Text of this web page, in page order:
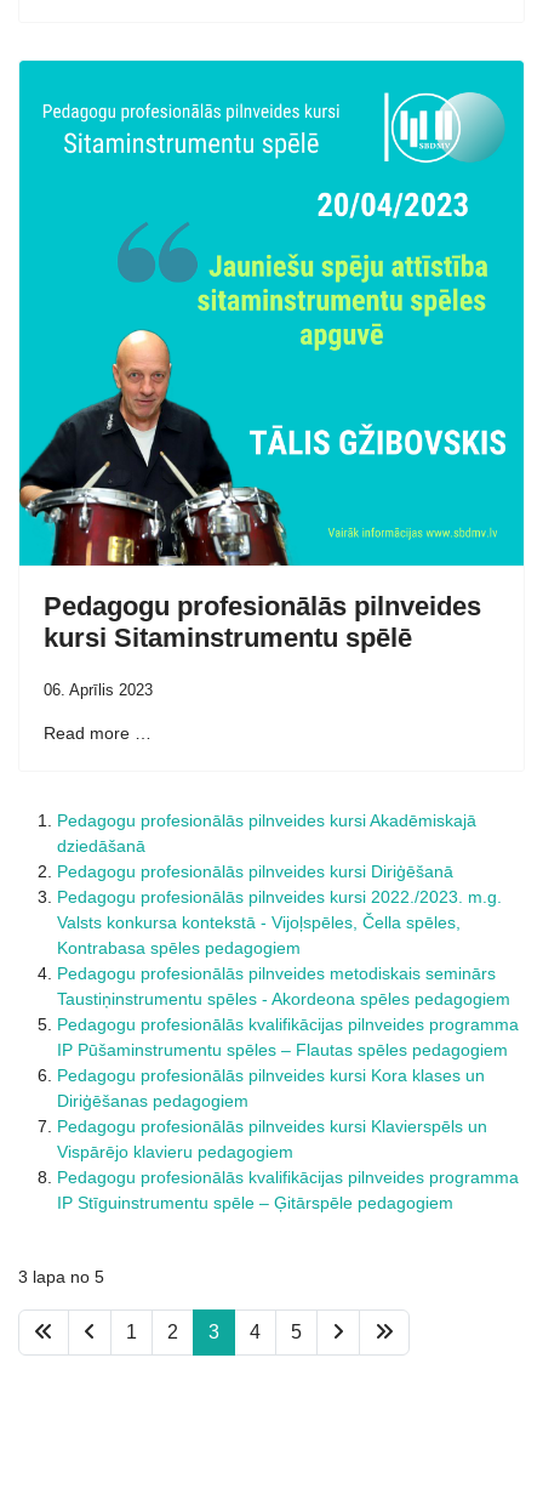
Pedagogu profesionālās pilnveides
kursi Sitaminstrumentu spēlē
06. Aprīlis 2023
Read more …
Pedagogu profesionālās pilnveides kursi Akadēmiskajā
dziedāšanā
Pedagogu profesionālās pilnveides kursi Diriģēšanā
Pedagogu profesionālās pilnveides kursi 2022./2023. m.g.
Valsts konkursa kontekstā - Vijoļspēles, Čella spēles,
Kontrabasa spēles pedagogiem
Pedagogu profesionālās pilnveides metodiskais seminārs
Taustiņinstrumentu spēles - Akordeona spēles pedagogiem
Pedagogu profesionālās kvalifikācijas pilnveides programma
IP Pūšaminstrumentu spēles – Flautas spēles pedagogiem
Pedagogu profesionālās pilnveides kursi Kora klases un
Diriģēšanas pedagogiem
Pedagogu profesionālās pilnveides kursi Klavierspēls un
Vispārējo klavieru pedagogiem
Pedagogu profesionālās kvalifikācijas pilnveides programma
IP Stīguinstrumentu spēle – Ģitārspēle pedagogiem
3 lapa no 5
1 2 3 4 5